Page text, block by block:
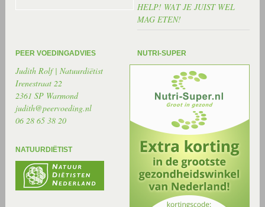
HELP! WAT JE JUIST WEL
MAG ETEN!
PEER VOEDINGADVIES
Judith Rolf | Natuurdiëtist
Irenestraat 22
2361 SP Warmond
judith@peervoeding.nl
06 28 65 38 20
NATUURDIËTIST
NUTRI-SUPER